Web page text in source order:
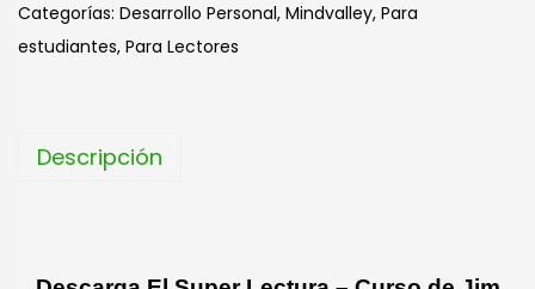
e
Categorías: Desarrollo Personal, Mindvalley, Para
estudiantes, Para Lectores
Descripción